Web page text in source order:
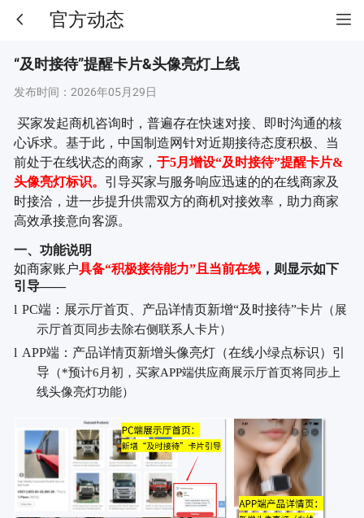
官方动态
“及时接待”提醒卡片&头像亮灯上线
发布时间： 2026年05月29日
买家发起商机咨询时，普遍存在快速对接、即时沟通的核
心诉求。基于此，中国制造网针对近期接待态度积极、当
前处于在线状态的商家， 于5月增设“及时接待”提醒卡片&
头像亮灯标识。 引导买家与服务响应迅速的的在线商家及
时接洽，进一步提升供需双方的商机对接效率，助力商家
高效承接意向客源。
一、功能说明
如商家账户具备“积极接待能力”且当前在线，则显示如下
引导——
l PC端： 展示厅首页、产品详情页新增“及时接待”卡片（展
示厅首页同步去除右侧联系人卡片）
l APP端：产品详情页新增头像亮灯（在线小绿点标识）引
导 （*预计6月初，买家APP端供应商展示厅首页将同步上
线头像亮灯功能）